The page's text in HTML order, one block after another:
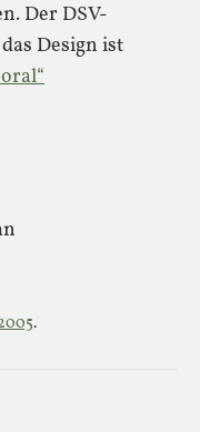
Der DSV-
Design ist
.